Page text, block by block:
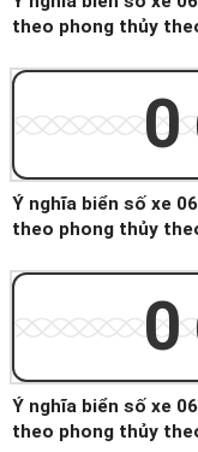
theo phong thủy
Ý nghĩa biển số xe
theo phong thủy
Ý nghĩa biển số xe
theo phong thủy